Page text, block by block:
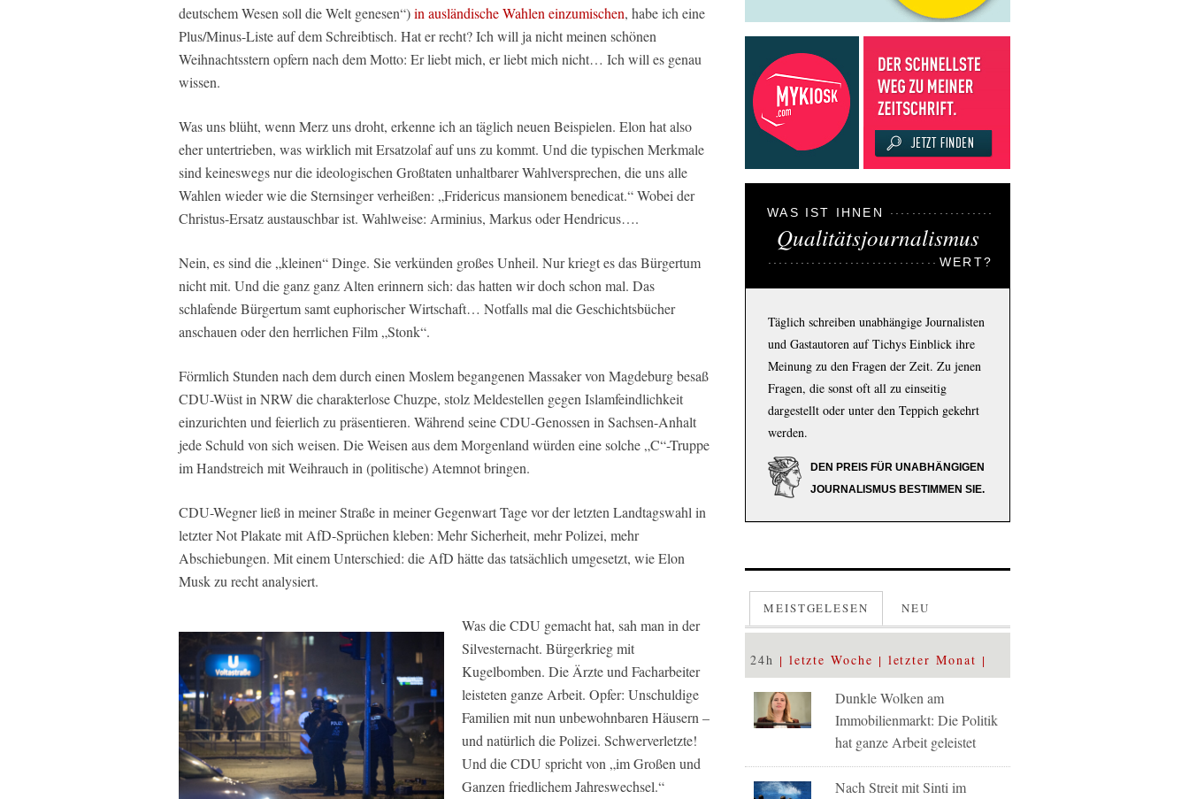
deutschem Wesen soll die Welt genesen“)in ausländische Wahlen einzumischen, habe ich eine
Plus/Minus-Liste auf dem Schreibtisch. Hat er recht? Ich will ja nicht meinen schönen
Weihnachtsstern opfern nach dem Motto: Er liebt mich, er liebt mich nicht… Ich will es genau
wissen.
Was uns blüht, wenn Merz uns droht, erkenne ich an täglich neuen Beispielen. Elon hat also
eher untertrieben, was wirklich mit Ersatzolaf auf uns zu kommt. Und die typischen Merkmale
sind keineswegs nur die ideologischen Großtaten unhaltbarer Wahlversprechen, die uns alle
Wahlen wieder wie die Sternsinger verheißen: „Fridericus mansionem benedicat.“ Wobei der
Christus-Ersatz austauschbar ist. Wahlweise: Arminius, Markus oder Hendricus….
Nein, es sind die „kleinen“ Dinge. Sie verkünden großes Unheil. Nur kriegt es das Bürgertum
nicht mit. Und die ganz ganz Alten erinnern sich: das hatten wir doch schon mal. Das
schlafende Bürgertum samt euphorischer Wirtschaft… Notfalls mal die Geschichtsbücher
anschauen oder den herrlichen Film „Stonk“.
Förmlich Stunden nach dem durch einen Moslem begangenen Massaker von Magdeburg besaß
CDU-Wüst in NRW die charakterlose Chuzpe, stolz Meldestellen gegen Islamfeindlichkeit
einzurichten und feierlich zu präsentieren. Während seine CDU-Genossen in Sachsen-Anhalt
jede Schuld von sich weisen. Die Weisen aus dem Morgenland würden eine solche „C“-Truppe
im Handstreich mit Weihrauch in (politische) Atemnot bringen.
CDU-Wegner ließ in meiner Straße in meiner Gegenwart Tage vor der letzten Landtagswahl in
letzter Not Plakate mit AfD-Sprüchen kleben: Mehr Sicherheit, mehr Polizei, mehr
Abschiebungen. Mit einem Unterschied: die AfD hätte das tatsächlich umgesetzt, wie Elon
Musk zu recht analysiert.
Was die CDU gemacht hat, sah man in der
Silvesternacht. Bürgerkrieg mit
Kugelbomben. Die Ärzte und Facharbeiter
leisteten ganze Arbeit. Opfer: Unschuldige
Familien mit nun unbewohnbaren Häusern –
und natürlich die Polizei. Schwerverletzte!
Und die CDU spricht von „im Großen und
Ganzen friedlichem Jahreswechsel.“
WAS IST IHNEN
Qualitätsjournalismus
WERT?
Täglich schreiben unabhängige Journalisten
und Gastautoren auf Tichys Einblick ihre
Meinung zu den Fragen der Zeit. Zu jenen
Fragen, die sonst oft all zu einseitig
dargestellt oder unter den Teppich gekehrt
werden.
DEN PREIS FÜR UNABHÄNGIGEN
JOURNALISMUS BESTIMMEN SIE.
MEISTGELESEN NEU
24h letzte Woche letzter Monat
Dunkle Wolken am
Immobilienmarkt: Die Politik
hat ganze Arbeit geleistet
Nach Streit mit Sinti im